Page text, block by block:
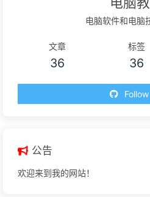
电脑软件和电脑
文章
36
标签
36
公告
欢迎来到我的网站！